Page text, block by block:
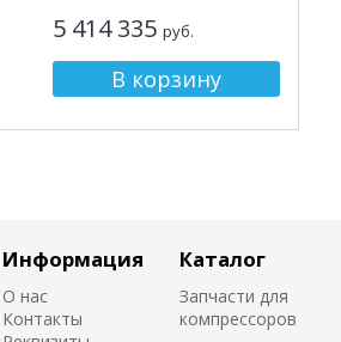
5 414 335 руб.
Информация
О нас
Контакты
Каталог
Запчасти для
компрессоров